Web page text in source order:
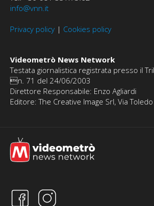
info@vnn.it
Privacy policy | Cookies policy
Videometrò News Network
Testata giornalistica registrata presso il
n. 71 del 24/06/2003
Direttore Responsabile: Enzo Agliardi
Editore: The Creative Image Srl, Via